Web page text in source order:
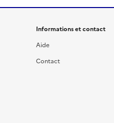
Informations et contact
Aide
Contact